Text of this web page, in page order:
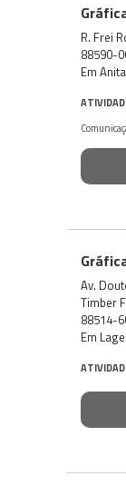
R. Frei
88590-
Em
Av.
Timber
88514-
Em